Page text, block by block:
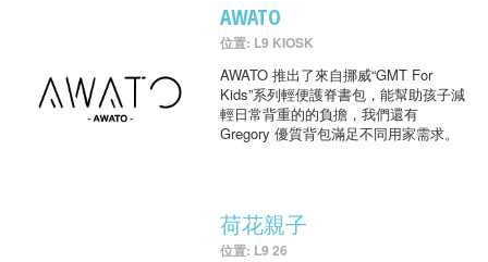
AWATO
位置: L9 KIOSK
AWATO 推出了來自挪威“GMT For
Kids”系列輕便護脊書包，能幫助孩子減
輕日常背重的的負擔，我們還有
Gregory 優質背包滿足不同用家需求。
荷花親子
位置: L9 26